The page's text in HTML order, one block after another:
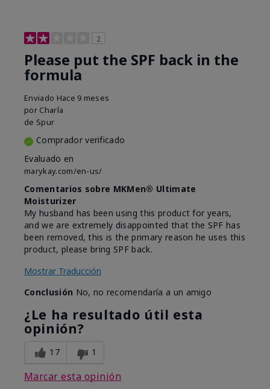
2
Please put the SPF back in the
formula
Enviado Hace 9 meses
por Charla
de Spur
Comprador verificado
Evaluado en
marykay.com/en-us/
Comentarios sobre MKMen® Ultimate
Moisturizer
My husband has been using this product for years,
and we are extremely disappointed that the SPF has
been removed, this is the primary reason he uses this
product, please bring SPF back.
Mostrar Traducción
Conclusión No, no recomendaría a un amigo
¿Le ha resultado útil esta
opinión?
17 1
Marcar esta opinión